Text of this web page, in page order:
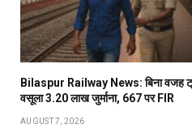
Bilaspur Railway News: बिना वजह
वसूला 3.20 लाख जुर्माना, 667 पर FIR
AUGUST 7, 2026